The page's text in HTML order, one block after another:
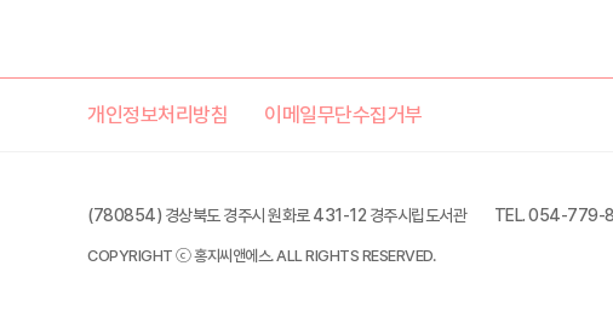
개인정보처리방침 이메일무단수집거부
(780854) 경상북도 경주시 원화로 431-12 경주시립도서관 TEL. 054-779-
COPYRIGHT ⓒ 홍지씨앤에스. ALL RIGHTS RESERVED.